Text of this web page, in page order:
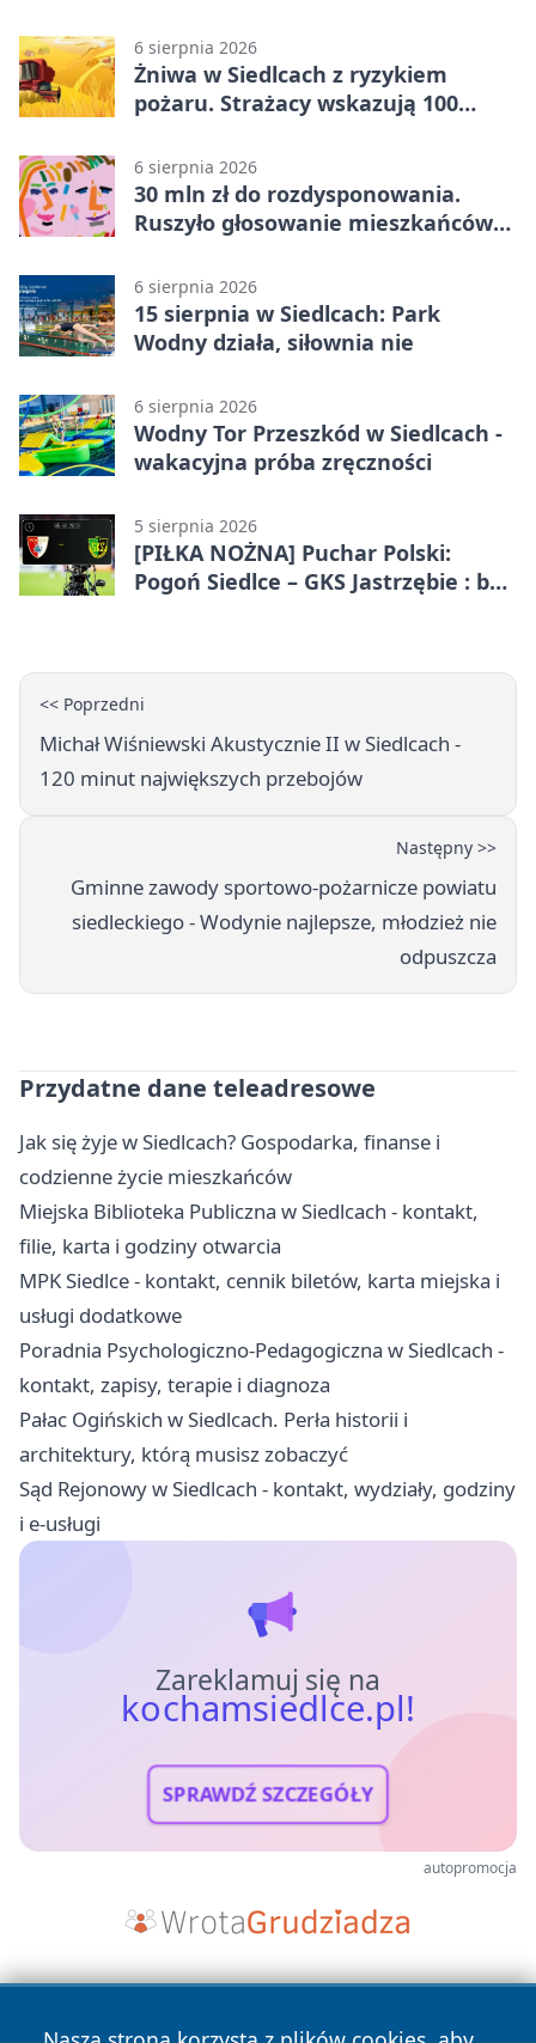
6 sierpnia 2026
Żniwa w Siedlcach z ryzykiem
pożaru. Strażacy wskazują 100
6 sierpnia 2026
30 mln zł do rozdysponowania.
Ruszyło głosowanie mieszkańców
6 sierpnia 2026
15 sierpnia w Siedlcach: Park
Wodny działa, siłownia nie
6 sierpnia 2026
Wodny Tor Przeszkód w Siedlcach -
wakacyjna próba zręczności
5 sierpnia 2026
[PIŁKA NOŻNA] Puchar Polski:
Pogoń Siedlce – GKS Jastrzębie : bez
<< Poprzedni
Michał Wiśniewski Akustycznie II w Siedlcach -
120 minut największych przebojów
Następny >>
Gminne zawody sportowo-pożarnicze powiatu
siedleckiego - Wodynie najlepsze, młodzież nie
odpuszcza
Przydatne dane teleadresowe
Jak się żyje w Siedlcach? Gospodarka, finanse i
codzienne życie mieszkańców
Miejska Biblioteka Publiczna w Siedlcach - kontakt,
filie, karta i godziny otwarcia
MPK Siedlce - kontakt, cennik biletów, karta miejska i
usługi dodatkowe
Poradnia Psychologiczno-Pedagogiczna w Siedlcach -
kontakt, zapisy, terapie i diagnoza
Pałac Ogińskich w Siedlcach. Perła historii i
architektury, którą musisz zobaczyć
Sąd Rejonowy w Siedlcach - kontakt, wydziały, godziny
i e-usługi
Zareklamuj się na
kochamsiedlce.pl!
SPRAWDŹ SZCZEGÓŁY
autopromocja